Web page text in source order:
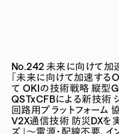
No.242 未来に向けて加
「未来に向けて加速する
て OKIの技術戦略 縦型
QSTxCFBによる新技術
回路用プラットフォーム
V2X通信技術 防災DXを
ズ」～電源・配線不要、